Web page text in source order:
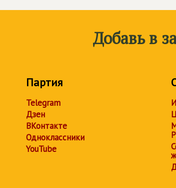
Добавь в
Партия
Telegram
Дзен
ВКонтакте
Одноклассники
YouTube